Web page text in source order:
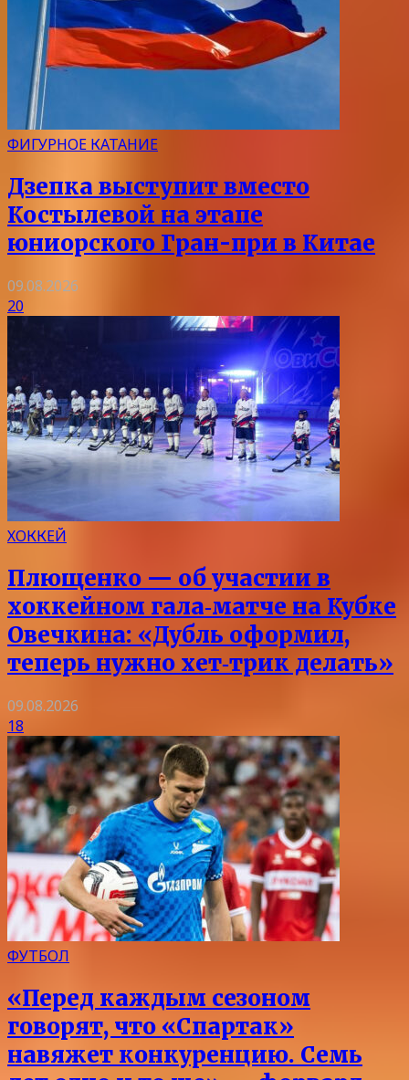
ФИГУРНОЕ КАТАНИЕ
Дзепка выступит вместо
Костылевой на этапе
юниорского Гран-при в Китае
09.08.2026
20
ХОККЕЙ
Плющенко — об участии в
хоккейном гала‑матче на Кубке
Овечкина: «Дубль оформил,
теперь нужно хет‑трик делать»
09.08.2026
18
ФУТБОЛ
«Перед каждым сезоном
говорят, что «Спартак»
навяжет конкуренцию. Семь